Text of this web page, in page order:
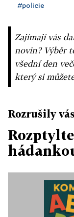
#policie
Zajímají vás
novin? Výběr
všední den
který si
Rozrušily